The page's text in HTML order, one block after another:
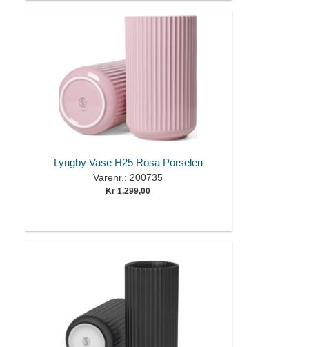
Lyngby Vase H25 Rosa Porselen
Varenr.: 200735
Kr 1.299,00